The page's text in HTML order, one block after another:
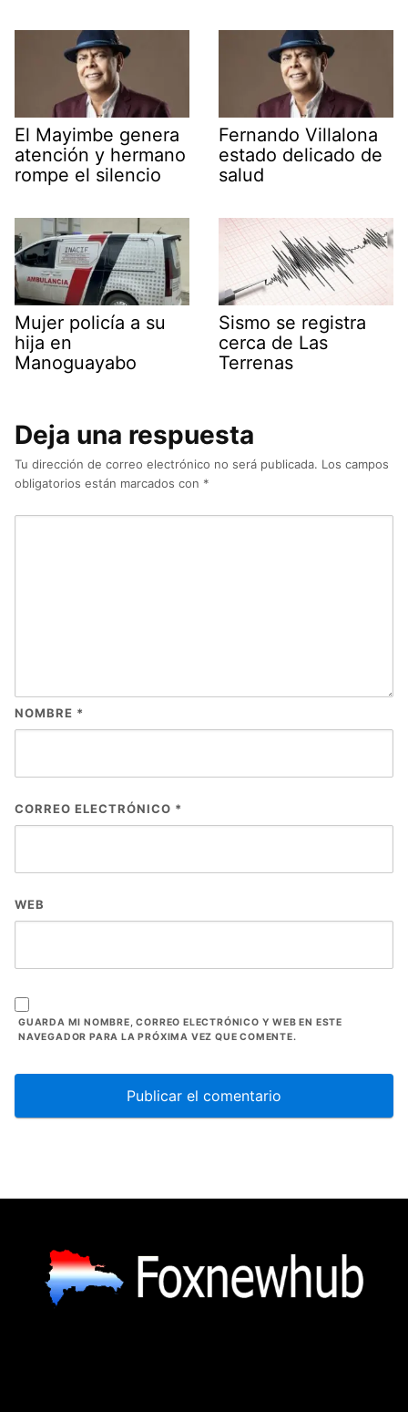
El Mayimbe genera
atención y hermano
rompe el silencio
Fernando Villalona
estado delicado de
salud
Mujer policía a su
hija en
Manoguayabo
Sismo se registra
cerca de Las
Terrenas
Deja una respuesta
Tu dirección de correo electrónico no será publicada. Los campos
obligatorios están marcados con *
NOMBRE *
CORREO ELECTRÓNICO *
WEB
GUARDA MI NOMBRE, CORREO ELECTRÓNICO Y WEB EN ESTE
NAVEGADOR PARA LA PRÓXIMA VEZ QUE COMENTE.